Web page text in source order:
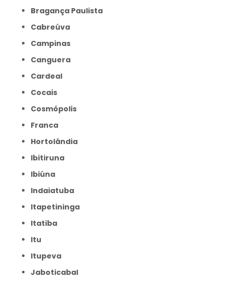
Bragança Paulista
Cabreúva
Campinas
Canguera
Cardeal
Cocais
Cosmópolis
Franca
Hortolândia
Ibitiruna
Ibiúna
Indaiatuba
Itapetininga
Itatiba
Itu
Itupeva
Jaboticabal